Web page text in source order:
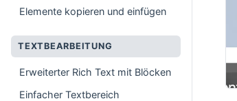
Elemente kopieren und einfügen
TEXTBEARBEITUNG
Erweiterter Rich Text mit Blöcken
Einfacher Textbereich